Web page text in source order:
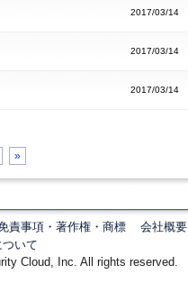
2017/03/14
2017/03/14
2017/03/14
»
責事項・著作権・商標
会社概要
いて
Cloud, Inc. All rights reserved.